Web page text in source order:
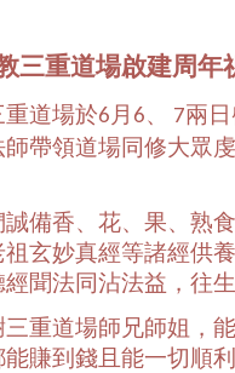
三重道場啟建周年
道場於6 月 6、 7兩
帶領道場同修大眾
備香、花、果、熟
玄妙真經等諸經供
聞法同沾法益，往
重道場師兄師姐，
賺到錢且能一切順